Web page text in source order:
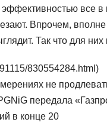
эффективностью все
Впрочем,
Так что для них
830554284.html)
не
передала
в конце 20